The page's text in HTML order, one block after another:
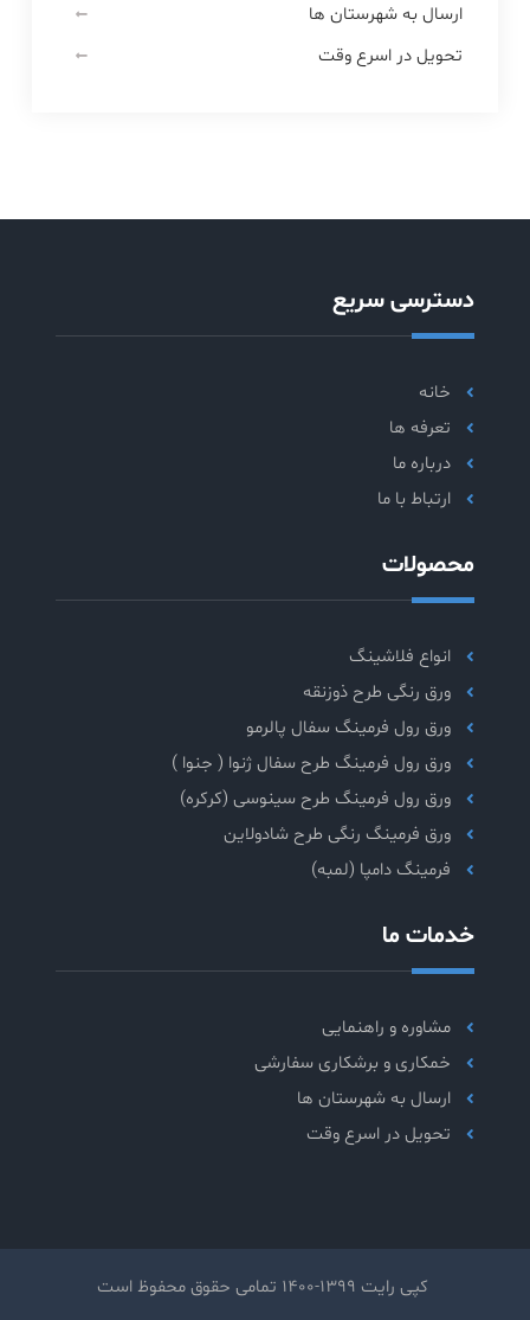
ارسال به شهرستان ها
تحویل در اسرع وقت
دسترسی سریع
خانه
تعرفه ها
درباره ما
ارتباط با ما
محصولات
انواع فلاشینگ
ورق رنگی طرح ذوزنقه
ورق رول فرمینگ سفال پالرمو
ورق رول فرمینگ طرح سفال ژنوا ( جنوا )
ورق رول فرمینگ طرح سینوسی (کرکره)
ورق فرمینگ رنگی طرح شادولاین
فرمینگ دامپا (لمبه)
خدمات ما
مشاوره و راهنمایی
خمکاری و برشکاری سفارشی
ارسال به شهرستان ها
تحویل در اسرع وقت
کپی رایت 1399-1400 تمامی حقوق محفوظ است